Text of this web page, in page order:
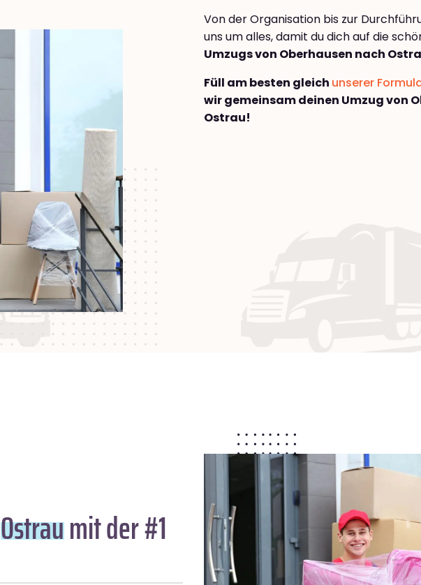
Von der Organisation bis zur
uns um alles, damit du dich auf die
Umzugs von Oberhausen nach
Füll am besten gleich unserer
wir gemeinsam deinen Umzug von
Ostrau!
Ostraumit der #1